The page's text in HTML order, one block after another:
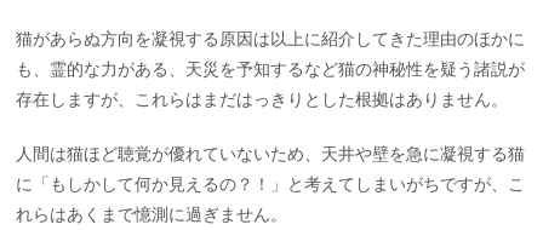
猫があらぬ方向を凝視する原因は以上に紹介してきた理由のほかに
も、霊的な力がある、天災を予知するなど猫の神秘性を疑う諸説が
存在しますが、これらはまだはっきりとした根拠はありません。
人間は猫ほど聴覚が優れていないため、天井や壁を急に凝視する猫
に「もしかして何か見えるの？！」と考えてしまいがちですが、こ
れらはあくまで憶測に過ぎません。